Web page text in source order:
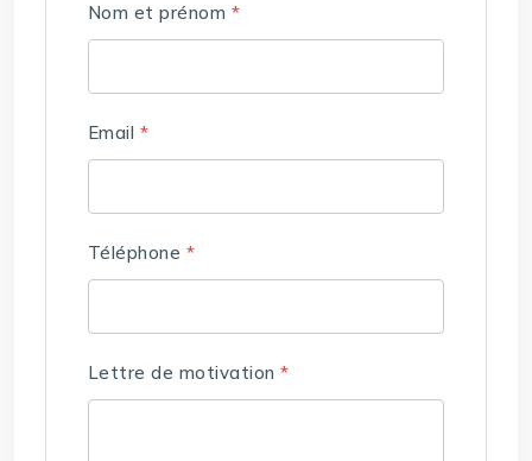
Nom et prénom *
Email *
Téléphone *
Lettre de motivation*